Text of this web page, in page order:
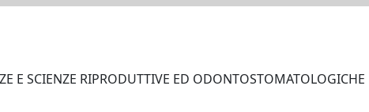
E SCIENZE RIPRODUTTIVE ED ODONTOSTOMATOLOGICHE